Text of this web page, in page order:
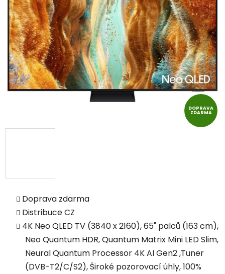
Doprava zdarma
Distribuce CZ
4K Neo QLED TV (3840 x 2160), 65" palců (163 cm),
Neo Quantum HDR, Quantum Matrix Mini LED Slim,
Neural Quantum Processor 4K AI Gen2 ,Tuner
(DVB-T2/C/S2), Široké pozorovací úhly, 100%
DOPRAVA
ZDARMA